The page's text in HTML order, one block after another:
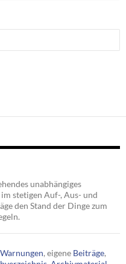
unabhängiges
stetigen Auf-, Aus- und
den Stand der Dinge zum
Warnungen, eigene Beiträge,